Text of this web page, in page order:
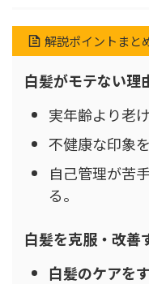
解説ポイントまと
白髪がモテない理
実年齢より老
不健康な印象
自己管理が苦
る。
白髪を克服・改善
白髪のケアを